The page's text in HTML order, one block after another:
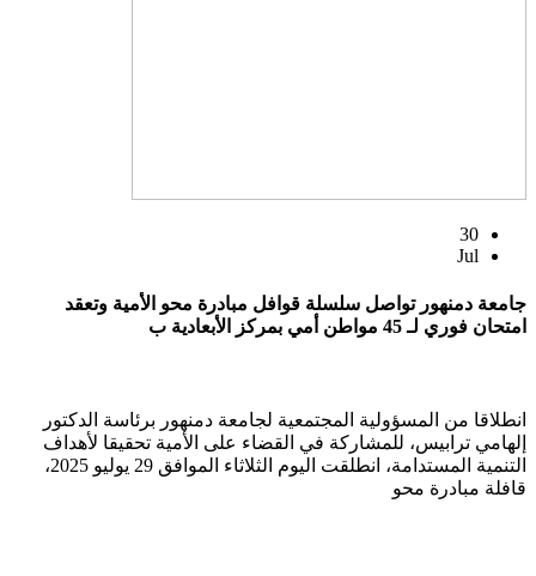
30
Jul
جامعة دمنهور تواصل سلسلة قوافل مبادرة محو الأمية وتعقد
امتحان فوري لـ 45 مواطن أمي بمركز الأبعادية ب
انطلاقا من المسؤولية المجتمعية لجامعة دمنهور برئاسة الدكتور
إلهامي ترابيس، للمشاركة في القضاء على الأمية تحقيقا لأهداف
التنمية المستدامة، انطلقت اليوم الثلاثاء الموافق 29 يوليو 2025،
قافلة مبادرة محو